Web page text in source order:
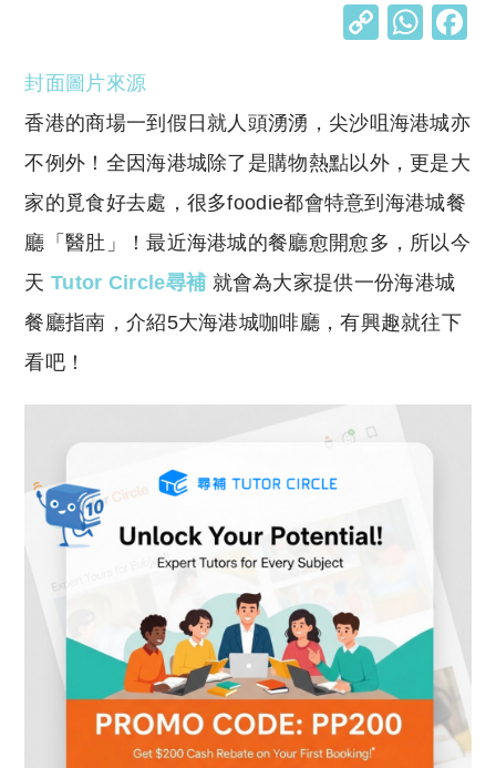
C
y
Li
n
k
W
s
A
p
p
封面圖片來源
香港的商場一到假日就人頭湧湧，尖沙咀海港城亦
不例外！全因海港城除了是購物熱點以外，更是大
家的覓食好去處，很多foodie都會特意到海港城餐
廳「醫肚」！最近海港城的餐廳愈開愈多，所以今
天Tutor Circle尋補 就會為大家提供一份海港城
餐廳指南，介紹5大海港城咖啡廳，有興趣就往下
看吧！